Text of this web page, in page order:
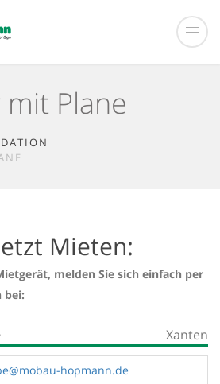
Plane
Mieten:
melden Sie sich einfach per
bei:
Xanten
hopmann.de